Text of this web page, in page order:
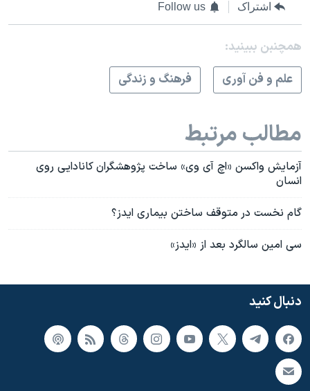
اشتراک Follow us
همچنبن ببینید:
علم و فن آوری
فرهنگ و زندگی
مطالب مرتبط
آزمایش واکسن «اچ آی وی» ساخت پژوهشگران کانادایی روی
انسان
گام نخست در متوقف ساختن بیماری ایدز؟
سی امین سالگرد بعد از «ایدز»
دنبال کنید